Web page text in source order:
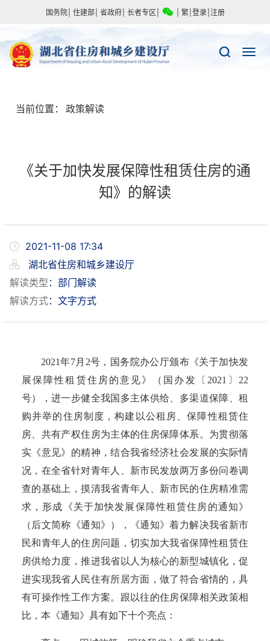
国务院 住建部 省政府 长者专区 繁 登录 注册
当前位置： 政策解读
《关于加快发展保障性租赁住房的通
知》的解读
2021-11-08 17:34
湖北省住房和城乡建设厅
解读类型 ：部门解读
解读方式：文字方式
2021年7月2号，国务院办公厅颁布《关于加快发
展保障性租赁住房的意见》（国办发〔2021〕22
号），进一步健全我国多主体供给、多渠道保障、租
购并举的住房制度，构建以公租房、保障性租赁住
房、共有产权住房为主体的住房保障体系。为贯彻落
实《意见》的精神，结合我省经济社会发展的实际情
况，在全省针对青年人、新市民发放两万多份问卷调
查的基础上，摸清我省青年人、新市民的住房精准需
求，形成《关于加快发展保障性租赁住房的通知》
（后文简称《通知》），《通知》着力解决我省新市
民和青年人的住房问题，切实加大我省保障性租赁住
房供给力度，推进我省以人为核心的新型城镇化，促
进实现我省人民住有所居方面，做了符合省情的，具
有可操作性工作方案。跟以往的住房保障相关政策相
比，本《通知》具有如下十个亮点：